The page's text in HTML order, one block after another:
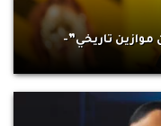
تاريخي”-